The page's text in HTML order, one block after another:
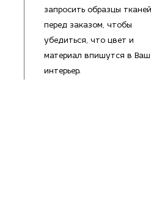
запросить образцы тканей
перед заказом, чтобы
убедиться, что цвет и
материал впишутся в Ваш
интерьер.